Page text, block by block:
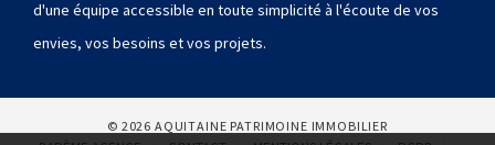
d'une équipe accessible en toute simplicité à l'écoute de vos
envies, vos besoins et vos projets.
© 2026 AQUITAINE PATRIMOINE IMMOBILIER